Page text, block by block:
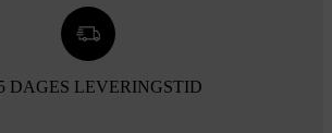
DAGES LEVERINGSTID